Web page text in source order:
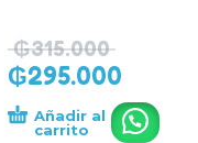
₲315.000
₲295.000
Añadir al
carrito
.